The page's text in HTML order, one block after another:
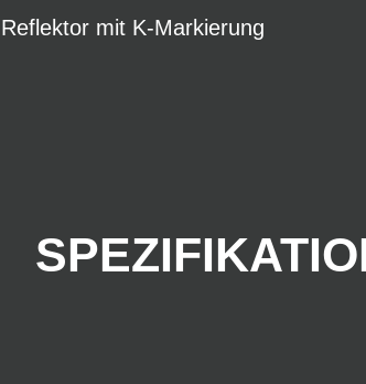
mit K-Markierung